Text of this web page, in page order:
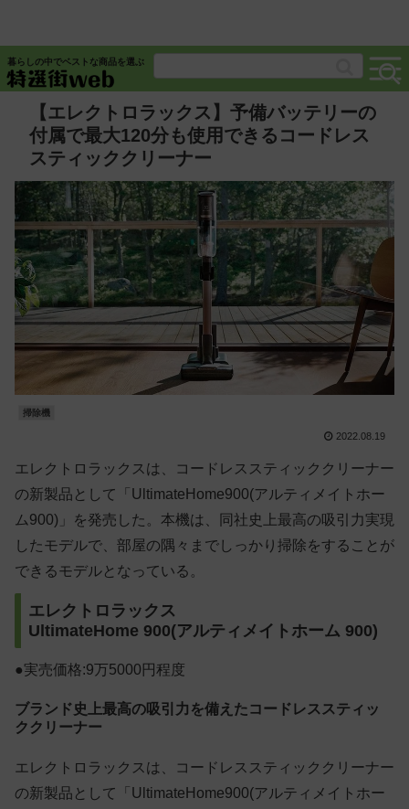
暮らしの中でベストな商品を選ぶ
【エレクトロラックス】予備バッテリーの
付属で最大120分も使用できるコードレス
スティッククリーナー
掃除機
2022.08.19
エレクトロラックスは、コードレススティッククリーナー
の新製品として「UltimateHome900(アルティメイトホー
ム900)」を発売した。本機は、同社史上最高の吸引力実現
したモデルで、部屋の隅々までしっかり掃除をすることが
できるモデルとなっている。
エレクトロラックス
UltimateHome 900(アルティメイトホーム 900)
●実売価格:9万5000円程度
ブランド史上最高の吸引力を備えたコードレススティッ
ククリーナー
エレクトロラックスは、コードレススティッククリーナー
の新製品として「UltimateHome900(アルティメイトホー